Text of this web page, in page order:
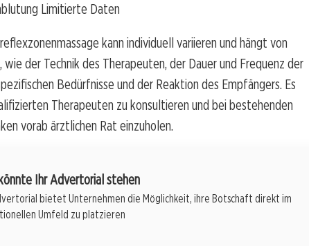
Limitierte Daten
kann individuell variieren und hängt von
wie der Technik des Therapeuten, der Dauer und Frequenz der
Bedürfnisse und der Reaktion des Empfängers. Es
Therapeuten zu konsultieren und bei bestehenden
vorab ärztlichen Rat einzuholen.
Ihr Advertorial stehen
bietet Unternehmen die Möglichkeit, ihre Botschaft direkt im
Umfeld zu platzieren